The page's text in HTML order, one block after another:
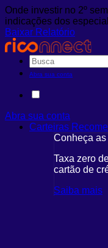
Onde investir no 2º
indicações dos
Baixar Relatório
Abra sua conta
Abra sua conta
Carteiras
Conheça
Taxa zero
cartão de
Saiba mais